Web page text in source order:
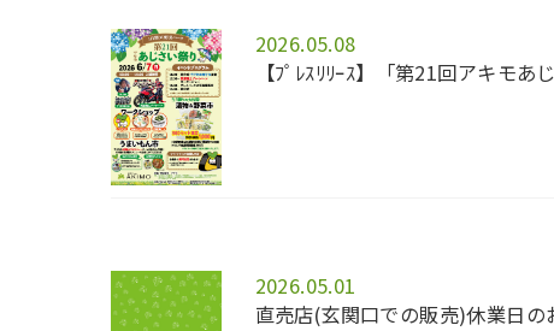
2026.05.08
【ﾌﾟﾚｽﾘﾘｰｽ】「第21回アキモ
2026.05.01
直売店(玄関口での販売)休業日